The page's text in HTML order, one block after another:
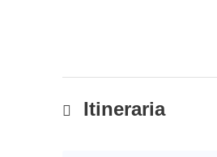
Itineraria